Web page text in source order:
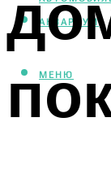
АКВАРИУМ
МЕНЮ